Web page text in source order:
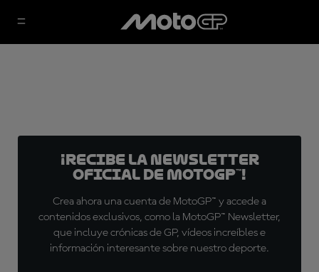
¡Recibe la Newsletter
oficial de MotoGP™!
Crea ahora una cuenta de MotoGP™ y accede a
contenidos exclusivos, como la MotoGP™ Newsletter,
que incluye crónicas de GP, vídeos increíbles e
información interesante sobre nuestro deporte.